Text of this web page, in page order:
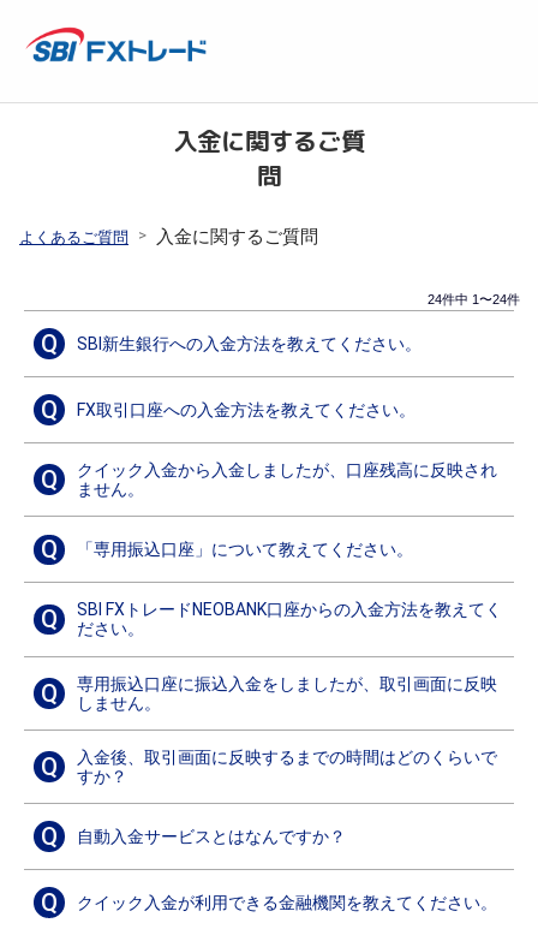
入金に関するご質
問
よくあるご質問 > 入金に関するご質問
24件中 1〜24件
Q SBI新生銀行への入金方法を教えてください。
Q FX取引口座への入金方法を教えてください。
Q
クイック入金から入金しましたが、口座残高に反映され
ません。
Q 「専用振込口座」について教えてください。
Q
SBI FXトレードNEOBANK口座からの入金方法を教えてく
ださい。
Q
専用振込口座に振込入金をしましたが、取引画面に反映
しません。
Q
入金後、取引画面に反映するまでの時間はどのくらいで
すか？
Q 自動入金サービスとはなんですか？
Q クイック入金が利用できる金融機関を教えてください。